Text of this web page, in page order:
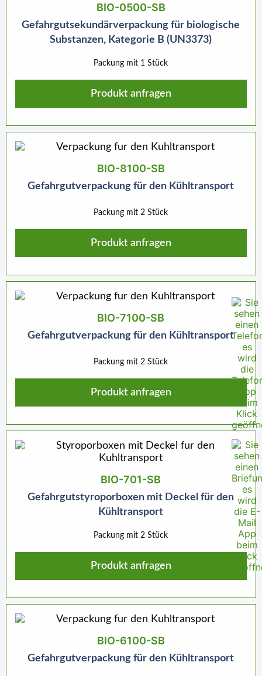
BIO-0500-SB
Gefahrgutsekundärverpackung für biologische
Substanzen, Kategorie B (UN3373)
Packung mit 1 Stück
Produkt anfragen
BIO-8100-SB
Gefahrgutverpackung für den Kühltransport
Packung mit 2 Stück
Produkt anfragen
BIO-7100-SB
Gefahrgutverpackung für den Kühltransport
Packung mit 2 Stück
Produkt anfragen
BIO-701-SB
Gefahrgutstyroporboxen mit Deckel für den
Kühltransport
Packung mit 2 Stück
Produkt anfragen
BIO-6100-SB
Gefahrgutverpackung für den Kühltransport